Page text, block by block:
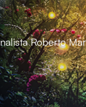
Roberto